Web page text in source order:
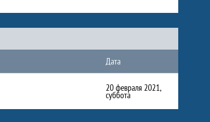
Дата
20 февраля 2021,
суббота